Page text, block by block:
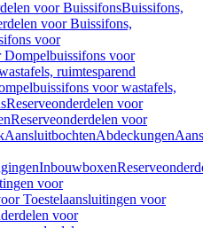
voor BuissifonsBuissifons,
voor Buissifons,
voor
Dompelbuissifons voor
ruimtesparend
voor wastafels,
Reserveonderdelen voor
Reserveonderdelen voor
AansluitbochtenAbdeckungen
Inbouwboxen
voor
Toestelaansluitingen voor
voor